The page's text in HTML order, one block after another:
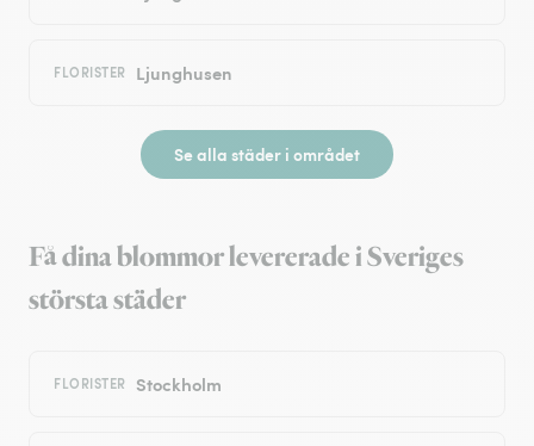
FLORISTER Ljunghusen
Se alla städer i området
Få dina blommor levererade i Sveriges
största städer
FLORISTER Stockholm